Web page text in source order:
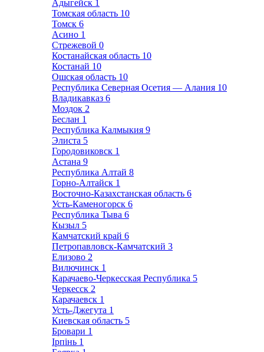
Адыгейск 1
Томская область 10
Томск 6
Асино 1
Стрежевой 0
Костанайская область 10
Костанай 10
Ошская область 10
Республика Северная Осетия — Алания 10
Владикавказ 6
Моздок 2
Беслан 1
Республика Калмыкия 9
Элиста 5
Городовиковск 1
Астана 9
Республика Алтай 8
Горно-Алтайск 1
Восточно-Казахстанская область 6
Усть-Каменогорск 6
Республика Тыва 6
Кызыл 5
Камчатский край 6
Петропавловск-Камчатский 3
Елизово 2
Вилючинск 1
Карачаево-Черкесская Республика 5
Черкесск 2
Карачаевск 1
Усть-Джегута 1
Киевская область 5
Бровари 1
Ірпінь 1